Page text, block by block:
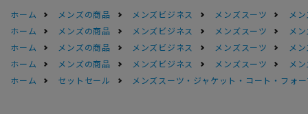
ホーム メンズの商品 メンズビジネス メンズスーツ
メ
ホーム
メンズの商品 メンズビジネス メンズスーツ
メ
ホーム
メンズの商品 メンズビジネス メンズスーツ
メ
ホーム
メンズの商品 メンズビジネス メンズスーツ
メ
ホーム
セットセール メンズスーツ・ジャケット・コート・フォ